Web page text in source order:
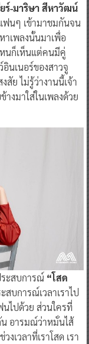
ร์-มาริษา สีหาวัฒน์
ฟนๆ เข้ามาชมกันจน
าเพลงนั้นมาเพื่อ
หนก็เห็นแต่คนมีคู่
นเนอร์ของสาวจู
สัย ไม่รู้ว่างานนี้เจ้า
งมาใส่ในเพลงด้วย
ระสบการณ์“โสด
บการณ์เวลาเราไป
ไปด้วย ส่วนใครที่
น อารมณ์ว่าหมั่นไส้
งเวลาที่เราโสด เรา